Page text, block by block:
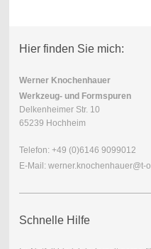
Hier finden Sie mich:
Werner Knochenhauer
Werkzeug- und Formspuren
Delkenheimer Str. 10
65239 Hochheim
Telefon: +49 (0)6146 9099012
E-Mail: werner.knochenhauer@t-
Schnelle Hilfe